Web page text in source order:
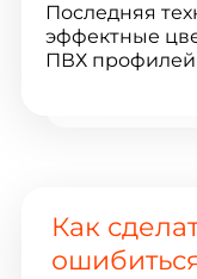
Последняя
эффектные
ПВХ профилей
Как